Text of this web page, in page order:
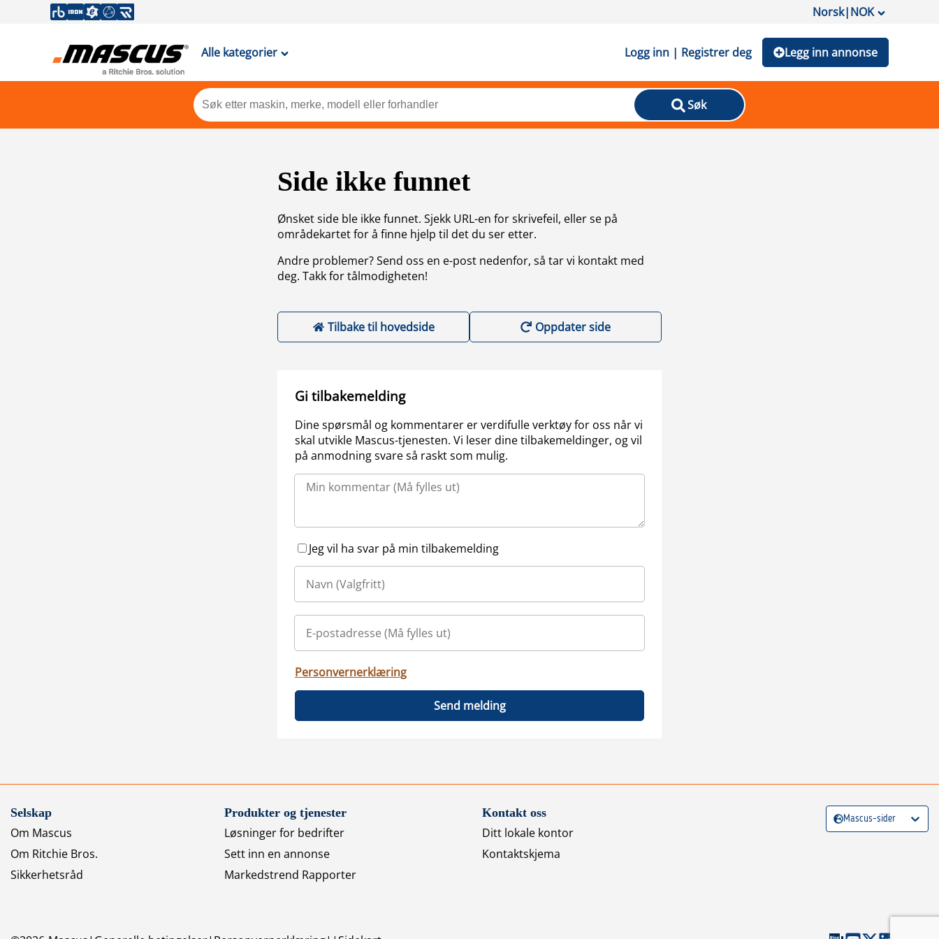
Norsk|NOK
Alle kategorier Logg inn | Registrer deg Legg inn annonse
Søk
Side ikke funnet
Ønsket side ble ikke funnet. Sjekk URL-en for skrivefeil, eller se på
områdekartet for å finne hjelp til det du ser etter.
Andre problemer? Send oss en e-post nedenfor, så tar vi kontakt med
deg. Takk for tålmodigheten!
Tilbake til hovedside Oppdater side
Gi tilbakemelding
Dine spørsmål og kommentarer er verdifulle verktøy for oss når vi
skal utvikle Mascus-tjenesten. Vi leser dine tilbakemeldinger, og vil
på anmodning svare så raskt som mulig.
Jeg vil ha svar på min tilbakemelding
Personvernerklæring
Send melding
Selskap
Om Mascus
Om Ritchie Bros.
Sikkerhetsråd
Produkter og tjenester
Løsninger for bedrifter
Sett inn en annonse
Markedstrend Rapporter
Kontakt oss
Ditt lokale kontor
Kontaktskjema
Mascus-sider